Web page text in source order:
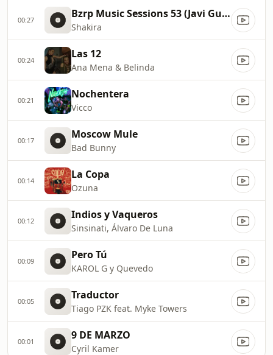
00:27 Bzrp Music Sessions 53 (Javi Guzman Remix)
Shakira
00:24 Las 12
Ana Mena & Belinda
00:21 Nochentera
Vicco
00:17 Moscow Mule
Bad Bunny
00:14 La Copa
Ozuna
00:12 Indios y Vaqueros
Sinsinati, Álvaro De Luna
00:09 Pero Tú
KAROL G y Quevedo
00:05 Traductor
Tiago PZK feat. Myke Towers
00:01 9 DE MARZO
Cyril Kamer